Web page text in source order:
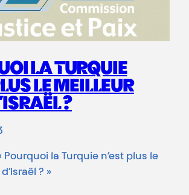
LA TURQUIE
LE MEILLEUR
?
Pourquoi la Turquie n’est plus le
? »